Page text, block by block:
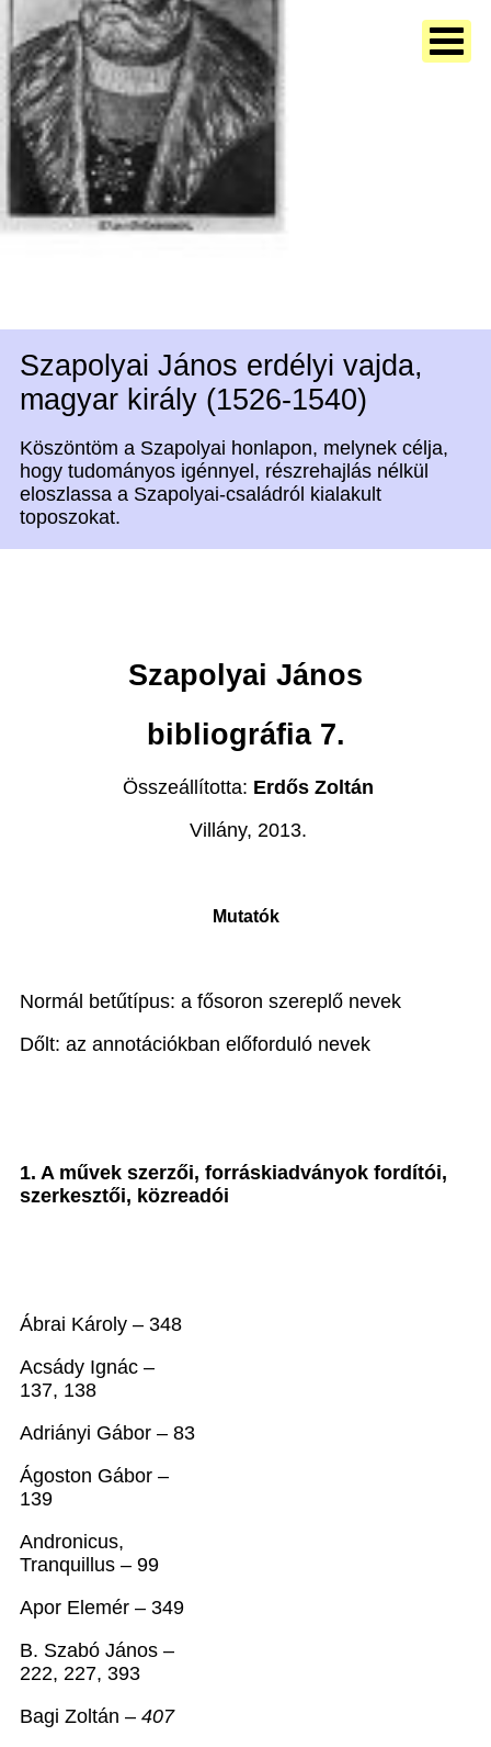
Szapolyai János erdélyi vajda,
magyar király (1526-1540)
Köszöntöm a Szapolyai honlapon, melynek célja,
hogy tudományos igénnyel, részrehajlás nélkül
eloszlassa a Szapolyai-családról kialakult
toposzokat.
Szapolyai János
bibliográfia 7.
Összeállította: Erdős Zoltán
Villány, 2013.
Mutatók
Normál betűtípus: a fősoron szereplő nevek
Dőlt: az annotációkban előforduló nevek
1. A művek szerzői, forráskiadványok fordítói,
szerkesztői, közreadói
Ábrai Károly – 348
Acsády Ignác –
137, 138
Adriányi Gábor – 83
Ágoston Gábor –
139
Andronicus,
Tranquillus – 99
Apor Elemér – 349
B. Szabó János –
222, 227, 393
Bagi Zoltán – 407